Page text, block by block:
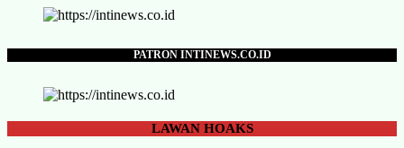
PATRON INTINEWS.CO.ID
LAWANHOAKS